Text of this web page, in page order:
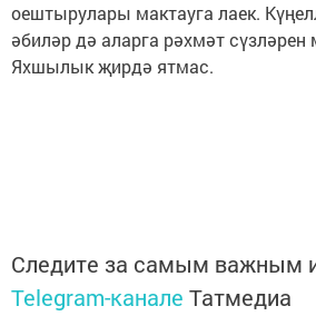
оештырулары мактауга лаек.
әбиләр дә аларга рәхмәт сүзләрен
Яхшылык җирдә ятмас.
Следите за самым важным
Telegram-канале Татмедиа